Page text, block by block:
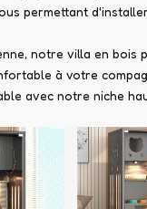
permettant
notre villa en bois
à votre
avec notre niche